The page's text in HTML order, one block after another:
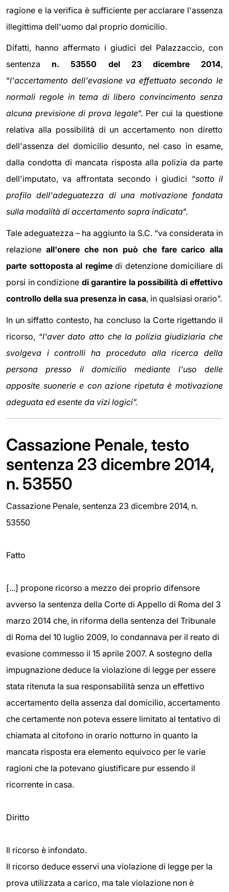
ragione e la verifica è sufficiente per acclarare l'assenza
illegittima dell'uomo dal proprio domicilio.
Difatti, hanno affermato i giudici del Palazzaccio, con
sentenza n. 53550 del 23 dicembre 2014,
“l'accertamento dell'evasione va effettuato secondo le
normali regole in tema di libero convincimento senza
alcuna previsione di prova legale”. Per cui la questione
relativa alla possibilità di un accertamento non diretto
dell'assenza del domicilio desunto, nel caso in esame,
dalla condotta di mancata risposta alla polizia da parte
dell'imputato, va affrontata secondo i giudici “sotto il
profilo dell'adeguatezza di una motivazione fondata
sulla modalità di accertamento sopra indicata”.
Tale adeguatezza – ha aggiunto la S.C. “va considerata in
relazione all'onere che non può che fare carico alla
parte sottoposta al regimedi detenzione domiciliare di
porsi in condizione di garantire la possibilità di effettivo
controllo della sua presenza in casa, in qualsiasi orario”.
In un siffatto contesto, ha concluso la Corte rigettando il
ricorso, “l'aver dato atto che la polizia giudiziaria che
svolgeva i controlli ha proceduto alla ricerca della
persona presso il domicilio mediante l'uso delle
apposite suonerie e con azione ripetuta è motivazione
adeguata ed esente da vizi logici”.
Cassazione Penale, testo
sentenza 23 dicembre 2014,
n. 53550
Cassazione Penale, sentenza 23 dicembre 2014, n.
53550
Fatto
[...] propone ricorso a mezzo dei proprio difensore
avverso la sentenza della Corte di Appello di Roma del 3
marzo 2014 che, in riforma della sentenza del Tribunale
di Roma del 10 luglio 2009, lo condannava per il reato di
evasione commesso il 15 aprile 2007. A sostegno della
impugnazione deduce la violazione di legge per essere
stata ritenuta la sua responsabilità senza un effettivo
accertamento della assenza dal domicilio, accertamento
che certamente non poteva essere limitato al tentativo di
chiamata al citofono in orario notturno in quanto la
mancata risposta era elemento equivoco per le varie
ragioni che la potevano giustificare pur essendo il
ricorrente in casa.
Diritto
Il ricorso è infondato.
Il ricorso deduce esservi una violazione di legge per la
prova utilizzata a carico, ma tale violazione non è